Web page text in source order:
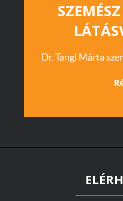
Dr. Tangl Márta